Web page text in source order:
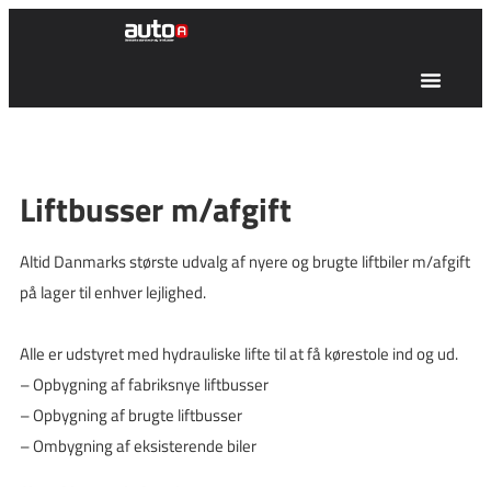
Liftbusser m/afgift
Altid Danmarks største udvalg af nyere og brugte liftbiler m/afgift
på lager til enhver lejlighed.
Alle er udstyret med hydrauliske lifte til at få kørestole ind og ud.
– Opbygning af fabriksnye liftbusser
– Opbygning af brugte liftbusser
– Ombygning af eksisterende biler